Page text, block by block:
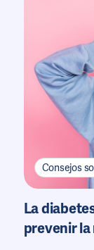
Consejos
La
prevenir